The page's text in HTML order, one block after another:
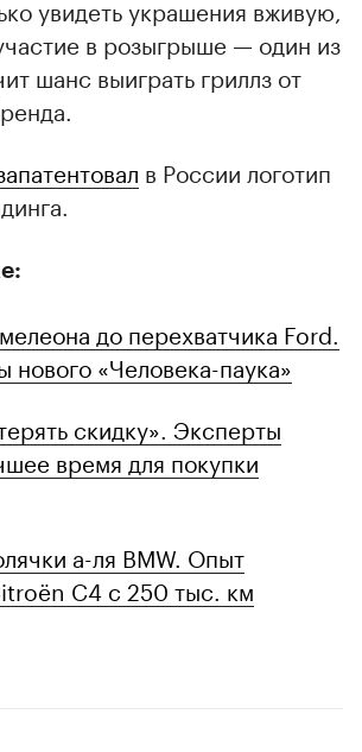
увидеть украшения вживую,
в розыгрыше — один из
шанс выиграть гриллз от
в России логотип
до перехватчика Ford.
«Человека-паука»
скидку». Эксперты
время для покупки
а-ля BMW. Опыт
C4 с 250 тыс. км